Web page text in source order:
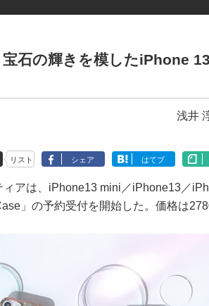
石の輝きを模したiPhone
浅井
リスト シェア はてブ
アは、iPhone13 mini／iPhone13／
」の予約受付を開始した。価格は